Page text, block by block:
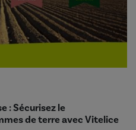
: Sécurisez le
de terre avec Vitelice